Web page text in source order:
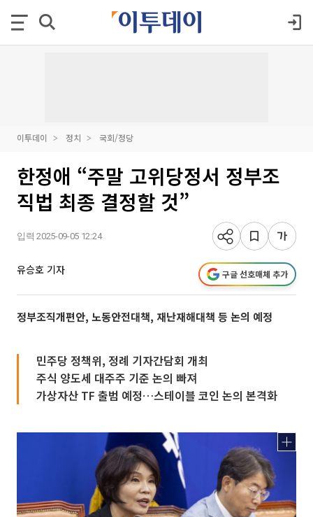
이투데이 정치 국회/정당
한정애 “주말 고위당정서 정부조
직법 최종 결정할 것”
입력 2025-09-05 12:24
유승호 기자 구글 선호매체 추가
정부조직개편안, 노동안전대책, 재난재해대책 등 논의 예정
민주당 정책위, 정례 기자간담회 개최
주식 양도세 대주주 기준 논의 빠져
가상자산 TF 출범 예정…스테이블 코인 논의 본격화